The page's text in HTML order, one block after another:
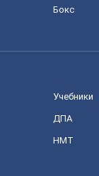
Бокс
Учебники
ДПА
НМТ